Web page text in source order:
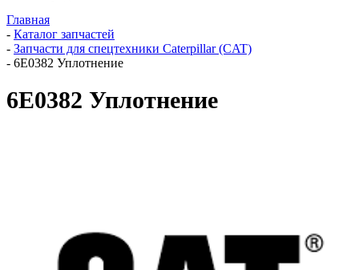
Главная
- Каталог запчастей
- Запчасти для спецтехники Caterpillar (CAT)
- 6E0382 Уплотнение
6E0382 Уплотнение